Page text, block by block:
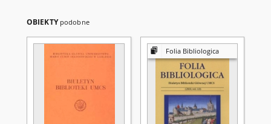
OBIEKTY podobne
Folia Bibliologica